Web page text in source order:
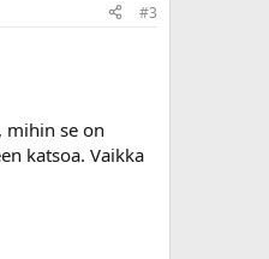
#3
mihin se on
katsoa. Vaikka